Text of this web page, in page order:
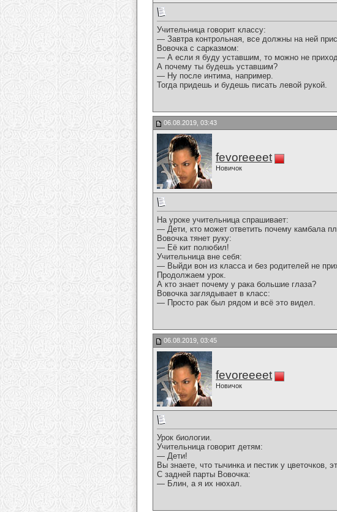
Учительница говорит классу:
— Завтра контрольная, все должны на ней
Вовочка с сарказмом:
— А если я буду уставшим, то можно не
А почему ты будешь уставшим?
— Ну после интима, например.
Тогда придешь и будешь писать левой рукой.
06.08.2019, 03:43
fevoreeeet
Новичок
На уроке учительница спрашивает:
— Дети, кто может ответить почему камбала
Вовочка тянет руку:
— Её кит полюбил!
Учительница вне себя:
— Выйди вон из класса и без родителей не
Продолжаем урок.
А кто знает почему у рака большие глаза?
Вовочка заглядывает в класс:
— Просто рак был рядом и всё это видел.
06.08.2019, 03:45
fevoreeeet
Новичок
Урок биологии.
Учительница говорит детям:
— Дети!
Вы знаете, что тычинка и пестик у цветочков,
С задней парты Вовочка:
— Блин, а я их нюхал.